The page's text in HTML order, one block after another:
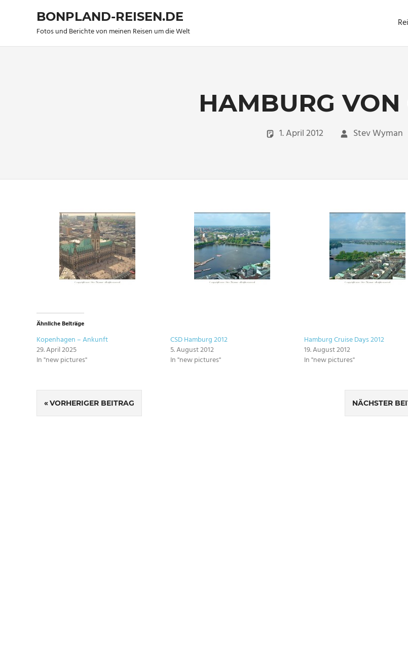
BONPLAND-REISEN.DE
Fotos und Berichte von meinen Reisen um die Welt
HAMBURG VON
1. April 2012 Stev Wyman
Ähnliche Beiträge
Kopenhagen – Ankunft
29. April 2025
In "new pictures"
CSD Hamburg 2012
5. August 2012
In "new pictures"
Hamburg Cruise Days 2012
19. August 2012
In "new pictures"
SCHLAGWÖRTER
HAMBURG
Beitragsnavigation
VORHERIGER BEITRAG NÄCHSTER